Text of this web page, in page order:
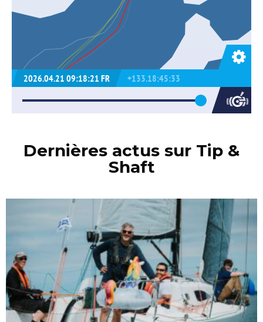
Dernières actus sur Tip &
Shaft